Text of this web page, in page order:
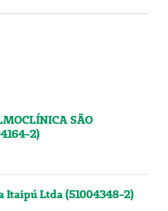
SÃO
2)
Itaipú Ltda (51004348-2)